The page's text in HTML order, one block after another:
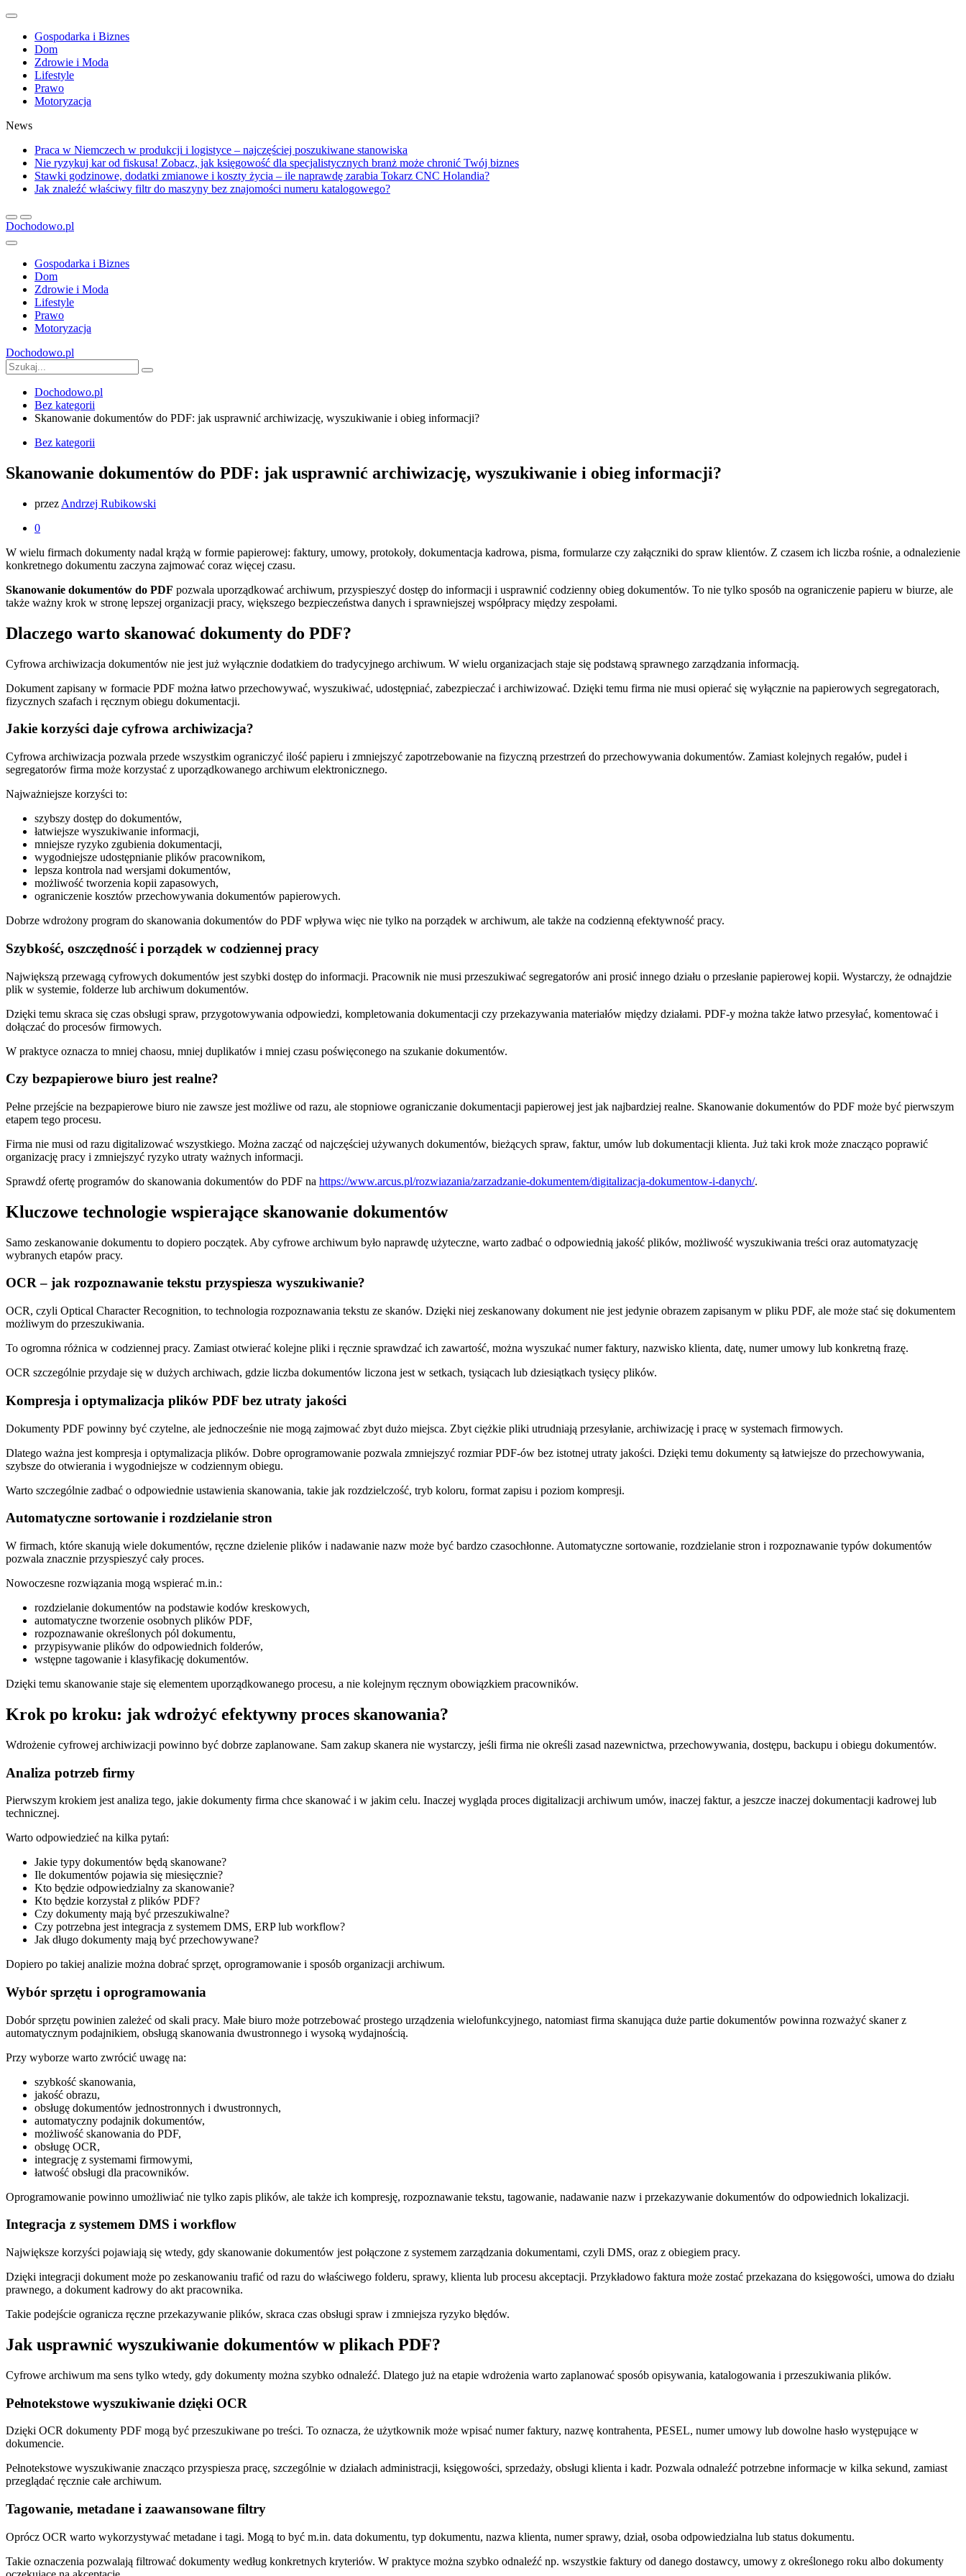
Gospodarka i Biznes
Dom
Zdrowie i Moda
Lifestyle
Prawo
Motoryzacja
News
Praca w Niemczech w produkcji i logistyce – najczęściej poszukiwane stanowiska
Nie ryzykuj kar od fiskusa! Zobacz, jak księgowość dla specjalistycznych branż może chronić Twój biznes
Stawki godzinowe, dodatki zmianowe i koszty życia – ile naprawdę zarabia Tokarz CNC Holandia?
Jak znaleźć właściwy filtr do maszyny bez znajomości numeru katalogowego?
Dochodowo.pl
Gospodarka i Biznes
Dom
Zdrowie i Moda
Lifestyle
Prawo
Motoryzacja
Dochodowo.pl
Dochodowo.pl
Bez kategorii
Skanowanie dokumentów do PDF: jak usprawnić archiwizację, wyszukiwanie i obieg informacji?
Bez kategorii
Skanowanie dokumentów do PDF: jak usprawnić archiwizację, wyszukiwanie i obieg informacji?
przez Andrzej Rubikowski
0
W wielu firmach dokumenty nadal krążą w formie papierowej: faktury, umowy, protokoły, dokumentacja kadrowa, pisma, formularze czy załączniki do spraw klientów. Z czasem ich liczba rośnie, a odnalezienie
konkretnego dokumentu zaczyna zajmować coraz więcej czasu.
Skanowanie dokumentów do PDF pozwala uporządkować archiwum, przyspieszyć dostęp do informacji i usprawnić codzienny obieg dokumentów. To nie tylko sposób na ograniczenie papieru w biurze, ale
także ważny krok w stronę lepszej organizacji pracy, większego bezpieczeństwa danych i sprawniejszej współpracy między zespołami.
Dlaczego warto skanować dokumenty do PDF?
Cyfrowa archiwizacja dokumentów nie jest już wyłącznie dodatkiem do tradycyjnego archiwum. W wielu organizacjach staje się podstawą sprawnego zarządzania informacją.
Dokument zapisany w formacie PDF można łatwo przechowywać, wyszukiwać, udostępniać, zabezpieczać i archiwizować. Dzięki temu firma nie musi opierać się wyłącznie na papierowych segregatorach,
fizycznych szafach i ręcznym obiegu dokumentacji.
Jakie korzyści daje cyfrowa archiwizacja?
Cyfrowa archiwizacja pozwala przede wszystkim ograniczyć ilość papieru i zmniejszyć zapotrzebowanie na fizyczną przestrzeń do przechowywania dokumentów. Zamiast kolejnych regałów, pudeł i
segregatorów firma może korzystać z uporządkowanego archiwum elektronicznego.
Najważniejsze korzyści to:
szybszy dostęp do dokumentów,
łatwiejsze wyszukiwanie informacji,
mniejsze ryzyko zgubienia dokumentacji,
wygodniejsze udostępnianie plików pracownikom,
lepsza kontrola nad wersjami dokumentów,
możliwość tworzenia kopii zapasowych,
ograniczenie kosztów przechowywania dokumentów papierowych.
Dobrze wdrożony program do skanowania dokumentów do PDF wpływa więc nie tylko na porządek w archiwum, ale także na codzienną efektywność pracy.
Szybkość, oszczędność i porządek w codziennej pracy
Największą przewagą cyfrowych dokumentów jest szybki dostęp do informacji. Pracownik nie musi przeszukiwać segregatorów ani prosić innego działu o przesłanie papierowej kopii. Wystarczy, że odnajdzie
plik w systemie, folderze lub archiwum dokumentów.
Dzięki temu skraca się czas obsługi spraw, przygotowywania odpowiedzi, kompletowania dokumentacji czy przekazywania materiałów między działami. PDF-y można także łatwo przesyłać, komentować i
dołączać do procesów firmowych.
W praktyce oznacza to mniej chaosu, mniej duplikatów i mniej czasu poświęconego na szukanie dokumentów.
Czy bezpapierowe biuro jest realne?
Pełne przejście na bezpapierowe biuro nie zawsze jest możliwe od razu, ale stopniowe ograniczanie dokumentacji papierowej jest jak najbardziej realne. Skanowanie dokumentów do PDF może być pierwszym
etapem tego procesu.
Firma nie musi od razu digitalizować wszystkiego. Można zacząć od najczęściej używanych dokumentów, bieżących spraw, faktur, umów lub dokumentacji klienta. Już taki krok może znacząco poprawić
organizację pracy i zmniejszyć ryzyko utraty ważnych informacji.
Sprawdź ofertę programów do skanowania dokumentów do PDF na https://www.arcus.pl/rozwiazania/zarzadzanie-dokumentem/digitalizacja-dokumentow-i-danych/.
Kluczowe technologie wspierające skanowanie dokumentów
Samo zeskanowanie dokumentu to dopiero początek. Aby cyfrowe archiwum było naprawdę użyteczne, warto zadbać o odpowiednią jakość plików, możliwość wyszukiwania treści oraz automatyzację
wybranych etapów pracy.
OCR – jak rozpoznawanie tekstu przyspiesza wyszukiwanie?
OCR, czyli Optical Character Recognition, to technologia rozpoznawania tekstu ze skanów. Dzięki niej zeskanowany dokument nie jest jedynie obrazem zapisanym w pliku PDF, ale może stać się dokumentem
możliwym do przeszukiwania.
To ogromna różnica w codziennej pracy. Zamiast otwierać kolejne pliki i ręcznie sprawdzać ich zawartość, można wyszukać numer faktury, nazwisko klienta, datę, numer umowy lub konkretną frazę.
OCR szczególnie przydaje się w dużych archiwach, gdzie liczba dokumentów liczona jest w setkach, tysiącach lub dziesiątkach tysięcy plików.
Kompresja i optymalizacja plików PDF bez utraty jakości
Dokumenty PDF powinny być czytelne, ale jednocześnie nie mogą zajmować zbyt dużo miejsca. Zbyt ciężkie pliki utrudniają przesyłanie, archiwizację i pracę w systemach firmowych.
Dlatego ważna jest kompresja i optymalizacja plików. Dobre oprogramowanie pozwala zmniejszyć rozmiar PDF-ów bez istotnej utraty jakości. Dzięki temu dokumenty są łatwiejsze do przechowywania,
szybsze do otwierania i wygodniejsze w codziennym obiegu.
Warto szczególnie zadbać o odpowiednie ustawienia skanowania, takie jak rozdzielczość, tryb koloru, format zapisu i poziom kompresji.
Automatyczne sortowanie i rozdzielanie stron
W firmach, które skanują wiele dokumentów, ręczne dzielenie plików i nadawanie nazw może być bardzo czasochłonne. Automatyczne sortowanie, rozdzielanie stron i rozpoznawanie typów dokumentów
pozwala znacznie przyspieszyć cały proces.
Nowoczesne rozwiązania mogą wspierać m.in.:
rozdzielanie dokumentów na podstawie kodów kreskowych,
automatyczne tworzenie osobnych plików PDF,
rozpoznawanie określonych pól dokumentu,
przypisywanie plików do odpowiednich folderów,
wstępne tagowanie i klasyfikację dokumentów.
Dzięki temu skanowanie staje się elementem uporządkowanego procesu, a nie kolejnym ręcznym obowiązkiem pracowników.
Krok po kroku: jak wdrożyć efektywny proces skanowania?
Wdrożenie cyfrowej archiwizacji powinno być dobrze zaplanowane. Sam zakup skanera nie wystarczy, jeśli firma nie określi zasad nazewnictwa, przechowywania, dostępu, backupu i obiegu dokumentów.
Analiza potrzeb firmy
Pierwszym krokiem jest analiza tego, jakie dokumenty firma chce skanować i w jakim celu. Inaczej wygląda proces digitalizacji archiwum umów, inaczej faktur, a jeszcze inaczej dokumentacji kadrowej lub
technicznej.
Warto odpowiedzieć na kilka pytań:
Jakie typy dokumentów będą skanowane?
Ile dokumentów pojawia się miesięcznie?
Kto będzie odpowiedzialny za skanowanie?
Kto będzie korzystał z plików PDF?
Czy dokumenty mają być przeszukiwalne?
Czy potrzebna jest integracja z systemem DMS, ERP lub workflow?
Jak długo dokumenty mają być przechowywane?
Dopiero po takiej analizie można dobrać sprzęt, oprogramowanie i sposób organizacji archiwum.
Wybór sprzętu i oprogramowania
Dobór sprzętu powinien zależeć od skali pracy. Małe biuro może potrzebować prostego urządzenia wielofunkcyjnego, natomiast firma skanująca duże partie dokumentów powinna rozważyć skaner z
automatycznym podajnikiem, obsługą skanowania dwustronnego i wysoką wydajnością.
Przy wyborze warto zwrócić uwagę na:
szybkość skanowania,
jakość obrazu,
obsługę dokumentów jednostronnych i dwustronnych,
automatyczny podajnik dokumentów,
możliwość skanowania do PDF,
obsługę OCR,
integrację z systemami firmowymi,
łatwość obsługi dla pracowników.
Oprogramowanie powinno umożliwiać nie tylko zapis plików, ale także ich kompresję, rozpoznawanie tekstu, tagowanie, nadawanie nazw i przekazywanie dokumentów do odpowiednich lokalizacji.
Integracja z systemem DMS i workflow
Największe korzyści pojawiają się wtedy, gdy skanowanie dokumentów jest połączone z systemem zarządzania dokumentami, czyli DMS, oraz z obiegiem pracy.
Dzięki integracji dokument może po zeskanowaniu trafić od razu do właściwego folderu, sprawy, klienta lub procesu akceptacji. Przykładowo faktura może zostać przekazana do księgowości, umowa do działu
prawnego, a dokument kadrowy do akt pracownika.
Takie podejście ogranicza ręczne przekazywanie plików, skraca czas obsługi spraw i zmniejsza ryzyko błędów.
Jak usprawnić wyszukiwanie dokumentów w plikach PDF?
Cyfrowe archiwum ma sens tylko wtedy, gdy dokumenty można szybko odnaleźć. Dlatego już na etapie wdrożenia warto zaplanować sposób opisywania, katalogowania i przeszukiwania plików.
Pełnotekstowe wyszukiwanie dzięki OCR
Dzięki OCR dokumenty PDF mogą być przeszukiwane po treści. To oznacza, że użytkownik może wpisać numer faktury, nazwę kontrahenta, PESEL, numer umowy lub dowolne hasło występujące w
dokumencie.
Pełnotekstowe wyszukiwanie znacząco przyspiesza pracę, szczególnie w działach administracji, księgowości, sprzedaży, obsługi klienta i kadr. Pozwala odnaleźć potrzebne informacje w kilka sekund, zamiast
przeglądać ręcznie całe archiwum.
Tagowanie, metadane i zaawansowane filtry
Oprócz OCR warto wykorzystywać metadane i tagi. Mogą to być m.in. data dokumentu, typ dokumentu, nazwa klienta, numer sprawy, dział, osoba odpowiedzialna lub status dokumentu.
Takie oznaczenia pozwalają filtrować dokumenty według konkretnych kryteriów. W praktyce można szybko odnaleźć np. wszystkie faktury od danego dostawcy, umowy z określonego roku albo dokumenty